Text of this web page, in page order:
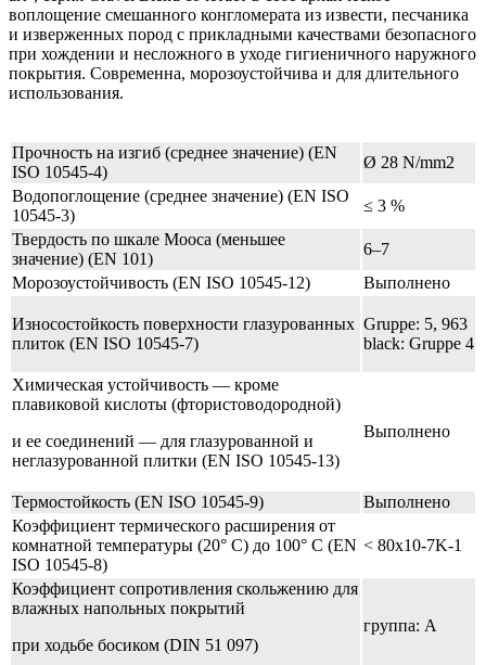
воплощение смешанного конгломерата из извести, песчаника
и изверженных пород с прикладными качествами безопасного
при хождении и несложного в уходе гигиеничного наружного
покрытия. Современна, морозоустойчива и для длительного
использования.
Прочность на изгиб (среднее значение) (EN
ISO 10545-4)
Ø 28 N/mm2
Водопоглощение (среднее значение) (EN ISO
10545-3)
≤ 3 %
Твердость по шкале Мооса (меньшее
значение) (EN 101)
6–7
Морозоустойчивость (EN ISO 10545-12)
Выполнено
Износостойкость поверхности глазурованных
плиток (EN ISO 10545-7)
Gruppe: 5, 963
black: Gruppe 4
Химическая устойчивость — кроме
плавиковой кислоты (фтористоводородной)
и ее соединений — для глазурованной и
неглазурованной плитки (EN ISO 10545-13)
Выполнено
Термостойкость (EN ISO 10545-9)
Выполнено
Коэффициент термического расширения от
комнатной температуры (20° C) до 100° C (EN
ISO 10545-8)
< 80x10-7K-1
Коэффициент сопротивления скольжению для
влажных напольных покрытий
при ходьбе босиком (DIN 51 097)
группа: A